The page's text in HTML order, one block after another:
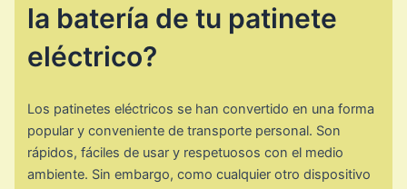
la batería de tu patinete
eléctrico?
Los patinetes eléctricos se han convertido en una forma
popular y conveniente de transporte personal. Son
rápidos, fáciles de usar y respetuosos con el medio
ambiente. Sin embargo, como cualquier otro dispositivo